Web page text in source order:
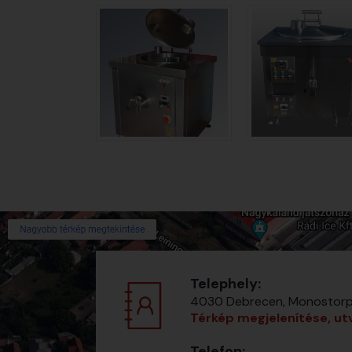
Telephely:
4030 Debrecen,
Térkép megjelenítése,